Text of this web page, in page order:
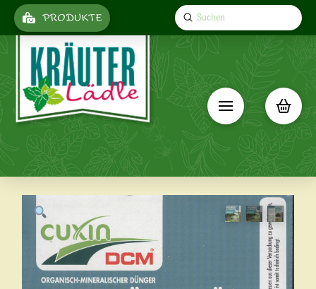
PRODUKTE Search
Submit